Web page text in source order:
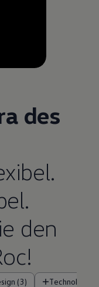
time, --:--
des
den
(3) Technologie